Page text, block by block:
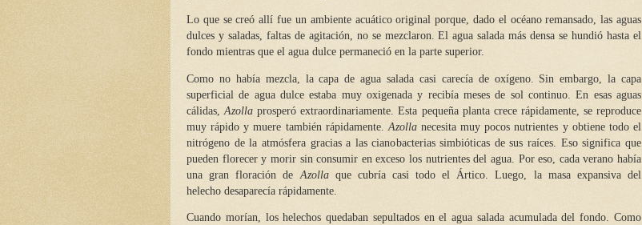
Lo que se creó allí fue un ambiente acuático original porque, dado el océano remansado, las aguas
dulces y saladas, faltas de agitación, no se mezclaron. El agua salada más densa se hundió hasta el
fondo mientras que el agua dulce permaneció en la parte superior.
Como no había mezcla, la capa de agua salada casi carecía de oxígeno. Sin embargo, la capa
superficial de agua dulce estaba muy oxigenada y recibía meses de sol continuo. En esas aguas
cálidas,Azolla prosperó extraordinariamente. Esta pequeña planta crece rápidamente, se reproduce
muy rápido y muere también rápidamente. Azollanecesita muy pocos nutrientes y obtiene todo el
nitrógeno de la atmósfera gracias a las cianobacterias simbióticas de sus raíces. Eso significa que
pueden florecer y morir sin consumir en exceso los nutrientes del agua. Por eso, cada verano había
una gran floración de Azollaque cubría casi todo el Ártico. Luego, la masa expansiva del
helecho desaparecía rápidamente.
Cuando morían, los helechos quedaban sepultados en el agua salada acumulada del fondo. Como